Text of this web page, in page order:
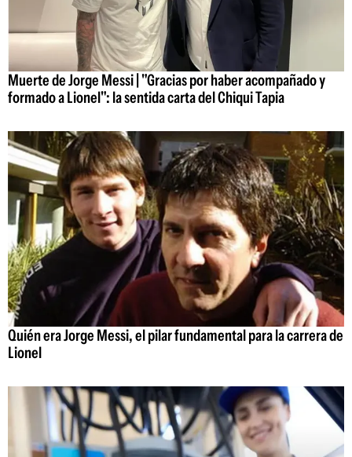
Muerte de Jorge Messi | "Gracias por haber acompañado y
formado a Lionel": la sentida carta del Chiqui Tapia
Quién era Jorge Messi, el pilar fundamental para la carrera de
Lionel